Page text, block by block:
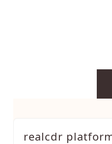
realcdr